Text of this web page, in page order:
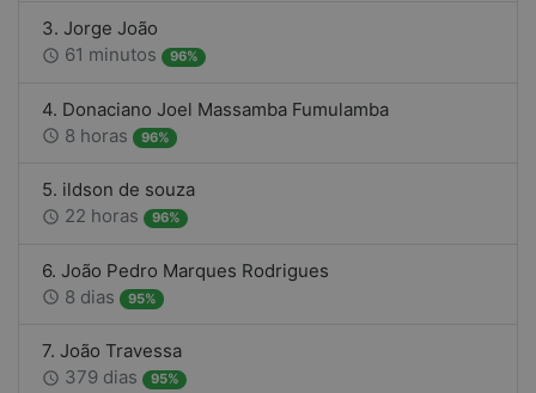
3. Jorge João
access_time 61 minutos 96%
4. Donaciano Joel Massamba Fumulamba
access_time 8 horas 96%
5. ildson de souza
access_time 22 horas 96%
6. João Pedro Marques Rodrigues
access_time 8 dias 95%
7. João Travessa
access_time 379 dias 95%